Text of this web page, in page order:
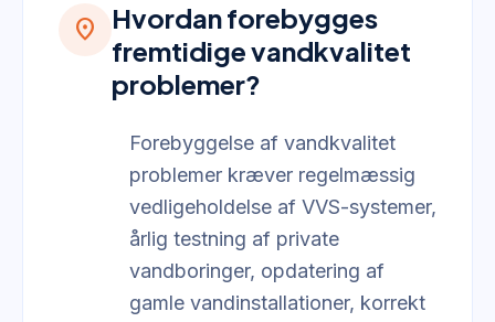
location_on
Hvordan forebygges
fremtidige vandkvalitet
problemer?
Forebyggelse af vandkvalitet
problemer kræver regelmæssig
vedligeholdelse af VVS-systemer,
årlig testning af private
vandboringer, opdatering af
gamle vandinstallationer, korrekt